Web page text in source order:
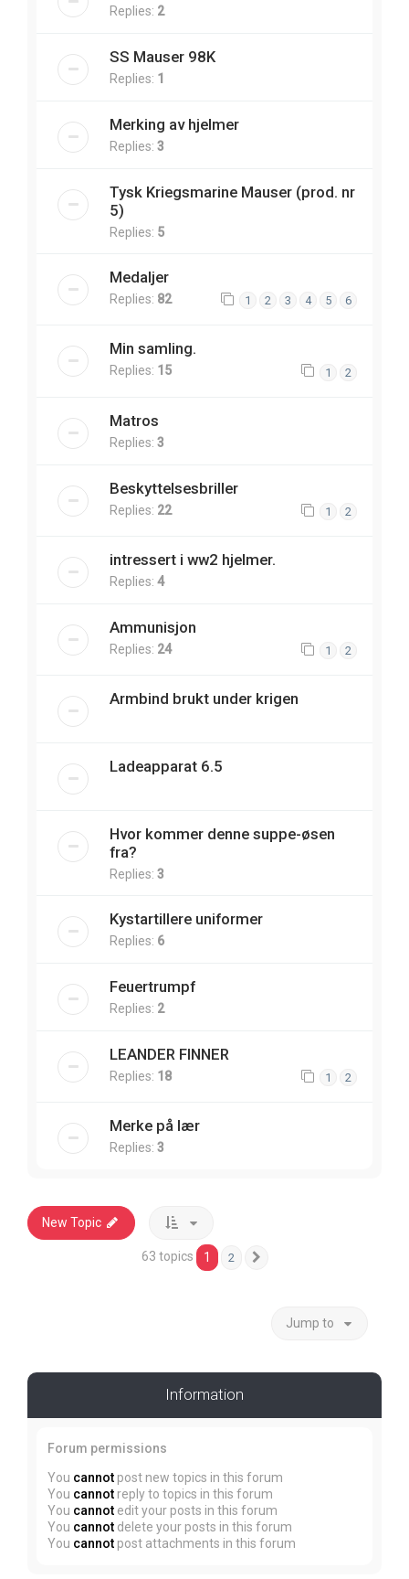
Replies: 2
SS Mauser 98K
Replies: 1
Merking av hjelmer
Replies: 3
Tysk Kriegsmarine Mauser (prod. nr
5)
Replies: 5
Medaljer
Replies: 82 1 2 3 4 5 6
Min samling.
Replies: 15 1 2
Matros
Replies: 3
Beskyttelsesbriller
Replies: 22 1 2
intressert i ww2 hjelmer.
Replies: 4
Ammunisjon
Replies: 24 1 2
Armbind brukt under krigen
Ladeapparat 6.5
Hvor kommer denne suppe-øsen
fra?
Replies: 3
Kystartillere uniformer
Replies: 6
Feuertrumpf
Replies: 2
LEANDER FINNER
Replies: 18 1 2
Merke på lær
Replies: 3
New Topic
63 topics 1 2
Jump to
Information
Forum permissions
You cannot post new topics in this forum
You cannot reply to topics in this forum
You cannot edit your posts in this forum
You cannot delete your posts in this forum
You cannot post attachments in this forum